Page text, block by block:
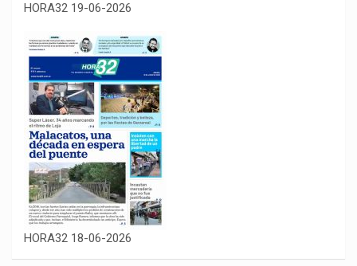
HORA32 19-06-2026
HORA32 18-06-2026